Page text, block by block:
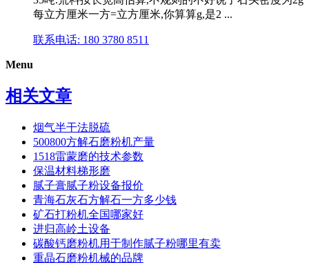
每立方厘米一方=立方厘米,你算算g,是2 ...
联系电话: 180 3780 8511
Menu
相关文章
烟气半干法脱硫
500800方解石磨粉机产量
1518雷蒙磨的技术参数
保温材料梯形磨
腻子膏腻子粉设备报价
青海石灰石方解石一方多少钱
矿石打粉机全国哪家好
进归高岭土设备
碳酸钙磨粉机用于制作腻子粉哪里有卖
重晶石磨粉机械的品牌